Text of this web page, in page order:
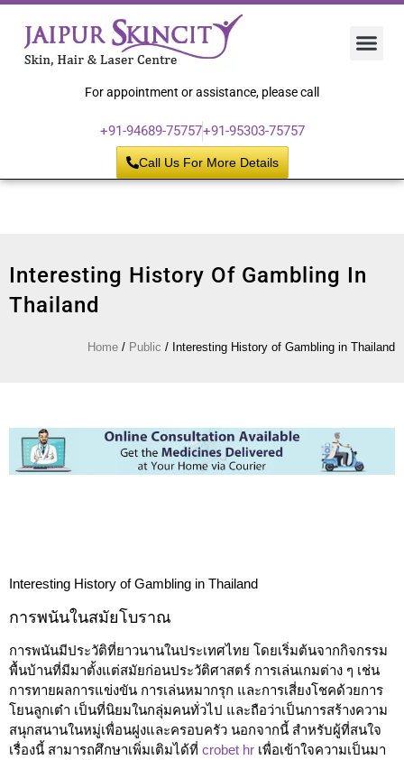
For appointment or assistance, please call
+91-94689-75757+91-95303-75757
Call Us For More Details
Interesting History Of Gambling In
Thailand
Home / Public / Interesting History of Gambling in Thailand
Interesting History of Gambling in Thailand
การพนันในสมัยโบราณ
การพนันมีประวัติที่ยาวนานในประเทศไทย โดยเริ่มต้นจากกิจกรรม
พื้นบ้านที่มีมาตั้งแต่สมัยก่อนประวัติศาสตร์ การเล่นเกมต่าง ๆ เช่น
การทายผลการแข่งขัน การเล่นหมากรุก และการเสี่ยงโชคด้วยการ
โยนลูกเต๋า เป็นที่นิยมในกลุ่มคนทั่วไป และถือว่าเป็นการสร้างความ
สนุกสนานในหมู่เพื่อนฝูงและครอบครัว นอกจากนี้ สำหรับผู้ที่สนใจ
เรื่องนี้ สามารถศึกษาเพิ่มเติมได้ที่ crobet hr เพื่อเข้าใจความเป็นมา